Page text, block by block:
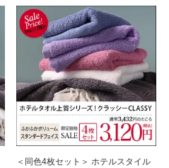
＜同色4枚セット＞ ホテルスタイル